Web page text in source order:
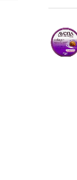
Piel Seca